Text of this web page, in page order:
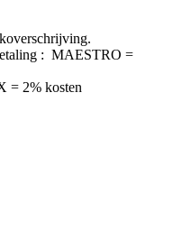
: MAESTRO =
2% kosten